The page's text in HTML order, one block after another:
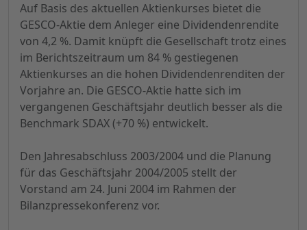
Auf Basis des aktuellen Aktienkurses bietet die
GESCO-Aktie dem Anleger eine Dividendenrendite
von 4,2 %. Damit knüpft die Gesellschaft trotz eines
im Berichtszeitraum um 84 % gestiegenen
Aktienkurses an die hohen Dividendenrenditen der
Vorjahre an. Die GESCO-Aktie hatte sich im
vergangenen Geschäftsjahr deutlich besser als die
Benchmark SDAX (+70 %) entwickelt.
Den Jahresabschluss 2003/2004 und die Planung
für das Geschäftsjahr 2004/2005 stellt der
Vorstand am 24. Juni 2004 im Rahmen der
Bilanzpressekonferenz vor.